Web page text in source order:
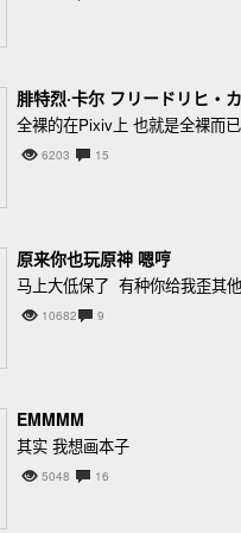
腓特烈·卡尔 フリードリヒ・
全裸的在Pixiv上 也就是全裸而
6203 15
原来你也玩原神 嗯哼
马上大低保了 有种你给我歪其
10682 9
EMMMM
其实 我想画本子
5048 16